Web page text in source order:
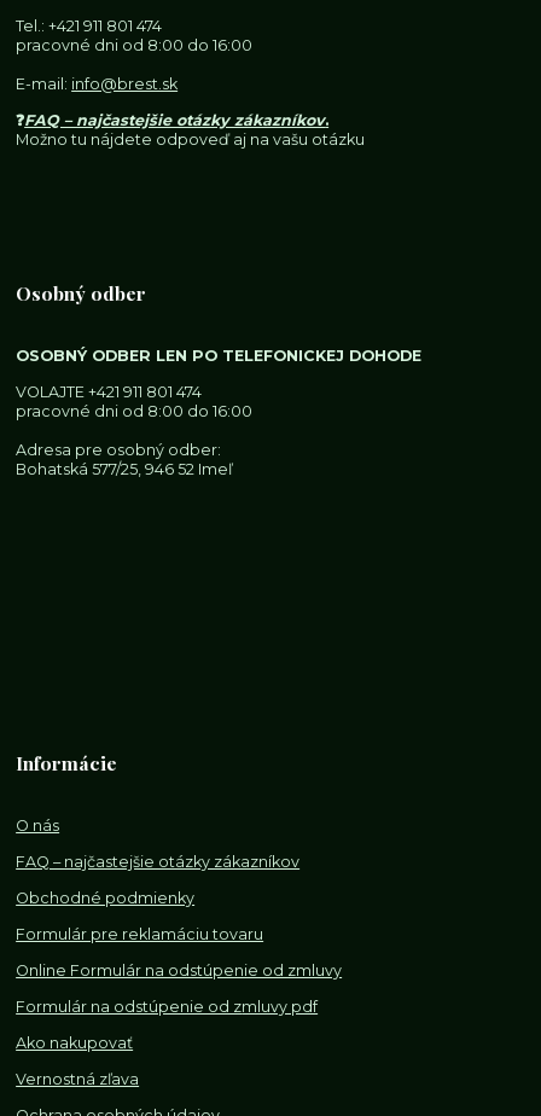
Tel.:+421 911 801 474
pracovné dni od 8:00 do 16:00
E-mail: info@brest.sk
❓FAQ – najčastejšie otázky zákazníkov.
Možno tu nájdete odpoveď aj na vašu otázku
Osobný odber
OSOBNÝ ODBER LEN PO TELEFONICKEJ DOHODE
VOLAJTE+421 911 801 474
pracovné dni od 8:00 do 16:00
Adresa pre osobný odber:
Bohatská 577/25, 946 52 Imeľ
Informácie
O nás
FAQ – najčastejšie otázky zákazníkov
Obchodné podmienky
Formulár pre reklamáciu tovaru
Online Formulár na odstúpenie od zmluvy
Formulár na odstúpenie od zmluvy pdf
Ako nakupovať
Vernostná zľava